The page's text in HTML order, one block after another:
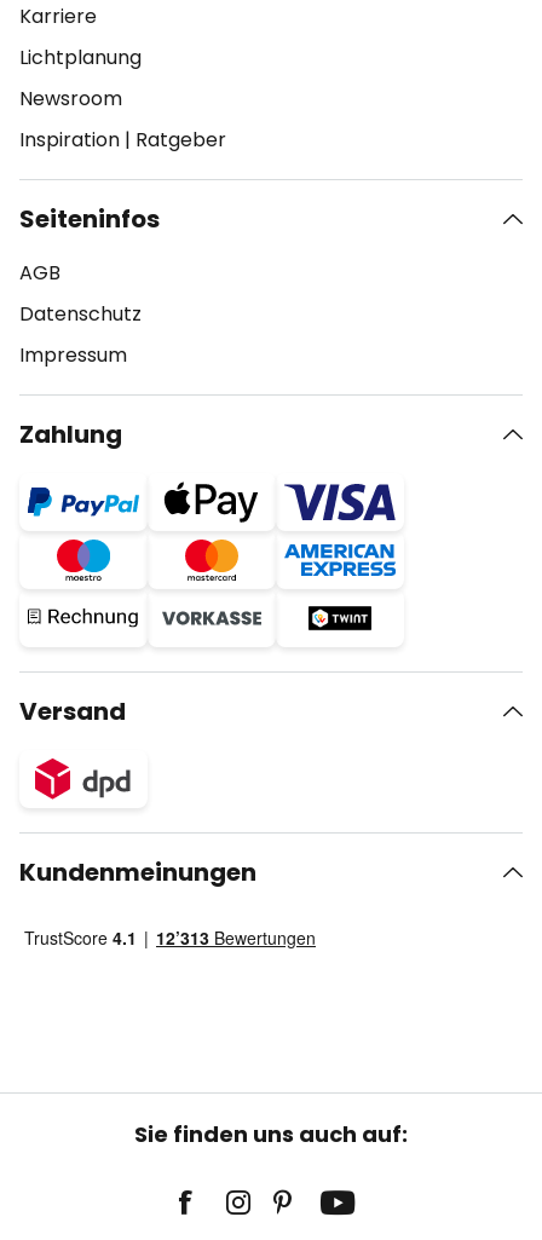
Karriere
Lichtplanung
Newsroom
Inspiration | Ratgeber
Seiteninfos
AGB
Datenschutz
Impressum
Zahlung
Versand
Kundenmeinungen
Sie finden uns auch auf: